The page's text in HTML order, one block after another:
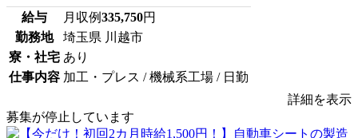
給与 月収例335,750円
勤務地
埼玉県 川越市
寮・社宅 あり
仕事内容 加工・プレス / 機械系工場 / 日勤
詳細を表示
募集が停止しています